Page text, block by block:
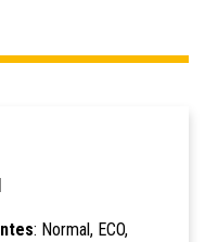
: Normal, ECO,